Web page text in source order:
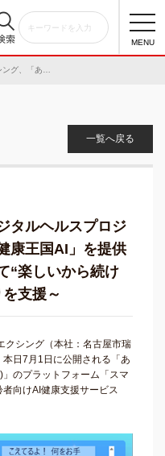
MENU
エクシング、「あいちデジタルヘルスプロジェクト」で高齢者向け「健康王国AI」を提供開始～AIとの対話を通じて“楽しいから続けたくなる”健康習慣づくりを支援～
一覧へ戻る
タルヘルスプロジ
康王国AI」を提供
“楽しいから続け
支援～
クシング（本社：名古屋市瑞
日7月1日に公開される「あ
のプラットフォーム「スマ
向けAI健康支援サービス